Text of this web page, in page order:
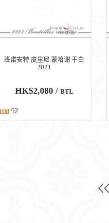
班诺安特 皮里尼 蒙哈谢 干白
2021
HK$2,080 / BTL
BH 92